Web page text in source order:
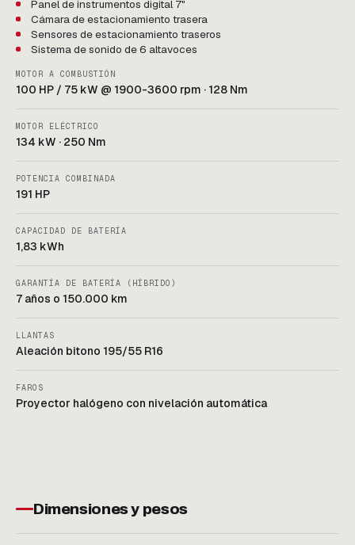
Panel de instrumentos digital 7"
Cámara de estacionamiento trasera
Sensores de estacionamiento traseros
Sistema de sonido de 6 altavoces
MOTOR A COMBUSTIÓN
100 HP / 75 kW @ 1900-3600 rpm · 128 Nm
MOTOR ELÉCTRICO
134 kW · 250 Nm
POTENCIA COMBINADA
191 HP
CAPACIDAD DE BATERÍA
1,83 kWh
GARANTÍA DE BATERÍA (HÍBRIDO)
7 años o 150.000 km
LLANTAS
Aleación bitono 195/55 R16
FAROS
Proyector halógeno con nivelación automática
Dimensiones y pesos